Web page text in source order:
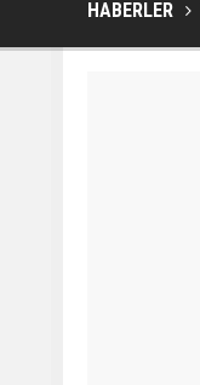
HABERLER